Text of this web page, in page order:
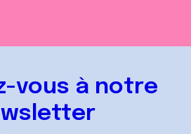
vous à notre